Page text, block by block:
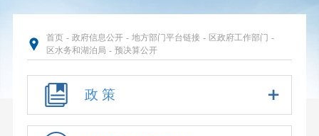
首页 - 政府信息公开 - 地方部门平台链接 - 区政府工作部门 -
区水务和湖泊局 - 预决算公开
政 策